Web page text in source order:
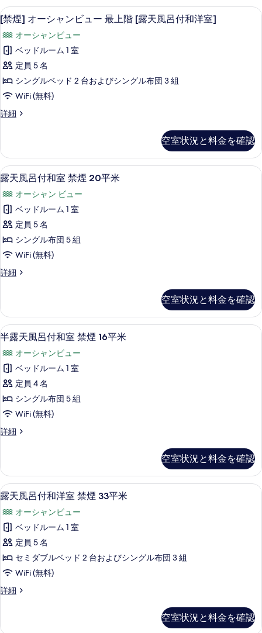
る
煙
13
平
米
の
す
べ
て
真
を
表
示
す
る
せ
和
室
禁
煙
13
平
米
の
詳
細
[禁
煙]
オ
ー
シ
ャ
ビ
ー
最
上
階
[露
天
風
呂
付
室]
の
す
べ
て
の
写
を
示
す
る
セーフティボックス (室内)、WiFi (無
5
[禁煙] オーシャンビュー 最上階 [露天風呂付和洋室]
オーシャンビュー
ベッドルーム 1 室
定員 5 名
シングルベッド 2 台およびシングル布団 3 組
WiFi (無料)
詳細
[禁
シ
ャ
ン
ュ
ー
最
上
階
[露
天
風
洋
室]
の
詳
細
空室状況と料金を確認
露
風
呂
付
和
禁
20
平
米
の
す
べ
て
の
写
表
示
す
る
セーフティボックス (室内)、WiFi (無
5
露天風呂付和室 禁煙 20平米
オーシャン ビュー
ベッドルーム 1 室
定員 5 名
シングル布団 5 組
WiFi (無料)
詳細
露
付
和
室
煙
20
平
米
の
詳
細
空室状況と料金を確認
半
天
風
呂
付
室
煙
16
平
米
の
す
べ
て
の
セーフティボックス (室内)、WiFi (無
3
半露天風呂付和室 禁煙 16平米
オーシャンビュー
ベッドルーム 1 室
定員 4 名
シングル布団 5 組
WiFi (無料)
詳細
半
呂
付
和
禁
煙
16
平
米
の
詳
細
空室状況と料金を確認
露
風
呂
付
和
室
煙
セーフティボックス (室内)、WiFi (無
4
露天風呂付和洋室 禁煙 33平米
オーシャンビュー
ベッドルーム 1 室
定員 5 名
セミダブルベッド 2 台およびシングル布団 3 組
WiFi (無料)
詳細
露
空室状況と料金を確認